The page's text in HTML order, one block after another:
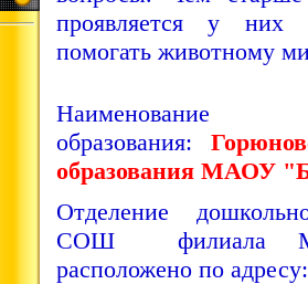
проявляется у них
помогать животному
Наименование
образования:
образования МАОУ
Отделение
СОШ филиала
расположено по адресу: